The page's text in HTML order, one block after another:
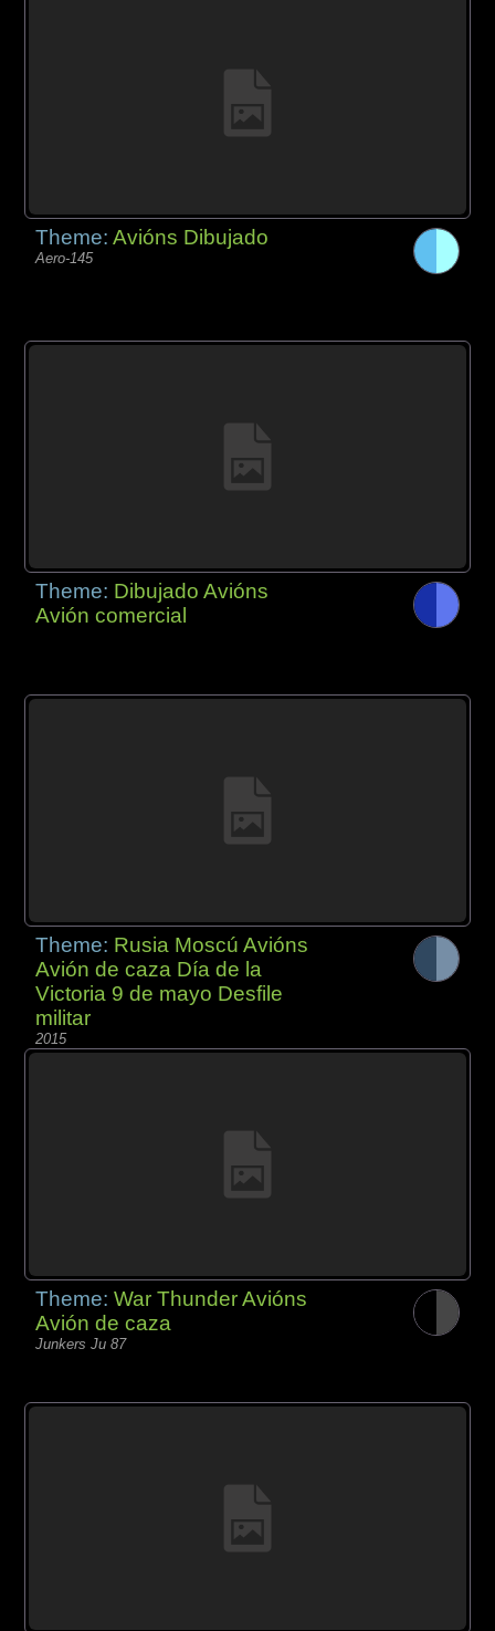
Theme:Avións Dibujado
Aero-145
Theme: Dibujado Avións
Avión comercial
Theme: Rusia Moscú Avións
Avión de caza Día de la
Victoria 9 de mayo Desfile
militar
2015
Theme:War Thunder Avións
Avión de caza
Junkers Ju 87